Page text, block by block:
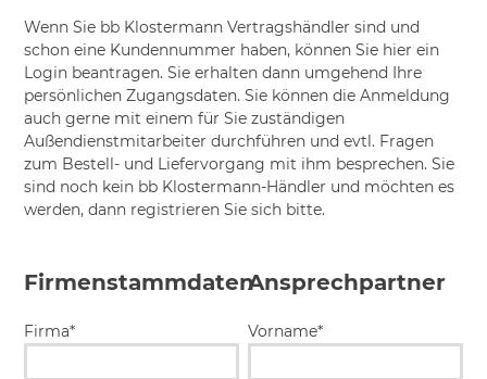
Wenn Sie bb Klostermann Vertragshändler sind und
schon eine Kundennummer haben, können Sie hier ein
Login beantragen. Sie erhalten dann umgehend Ihre
persönlichen Zugangsdaten. Sie können die Anmeldung
auch gerne mit einem für Sie zuständigen
Außendienstmitarbeiter durchführen und evtl. Fragen
zum Bestell- und Liefervorgang mit ihm besprechen. Sie
sind noch kein bb Klostermann-Händler und möchten es
werden, dann registrieren Sie sich bitte.
Firmenstammdaten
Firma*
Ansprechpartner
Vorname*